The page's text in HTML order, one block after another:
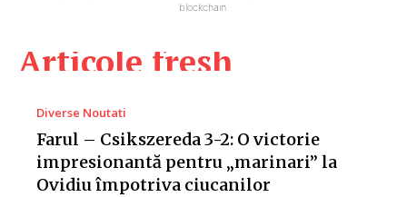
Articole fresh
Diverse Noutati
Farul – Csikszereda 3-2: O victorie
impresionantă pentru „marinari” la
Ovidiu împotriva ciucanilor
blockchain.